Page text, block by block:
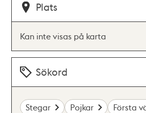
Plats
Kan inte visas på karta
Sökord
Stegar Pojkar
Första